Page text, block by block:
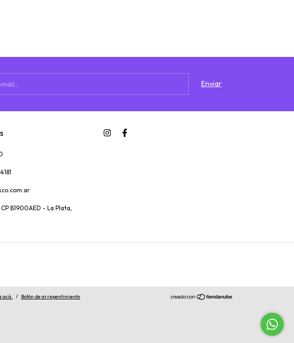
B1900AED - La Plata,
acá. / Botón de arrepentimiento